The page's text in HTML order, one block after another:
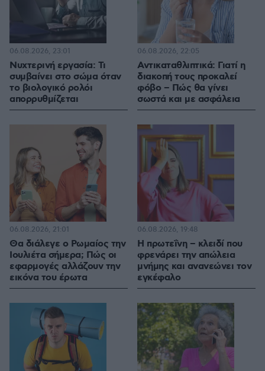
Νυχτερινή εργασία: Τι
συμβαίνει στο σώμα όταν
το βιολογικό ρολόι
απορρυθμίζεται
06.08.2026, 23:01
Αντικαταθλιπτικά: Γιατί η
διακοπή τους προκαλεί
φόβο – Πώς θα γίνει
σωστά και με ασφάλεια
06.08.2026, 22:05
Θα διάλεγε ο Ρωμαίος την
Ιουλιέτα σήμερα; Πώς οι
εφαρμογές αλλάζουν την
εικόνα του έρωτα
06.08.2026, 21:01
Η πρωτεΐνη – κλειδί που
φρενάρει την απώλεια
μνήμης και ανανεώνει τον
εγκέφαλο
06.08.2026, 19:48